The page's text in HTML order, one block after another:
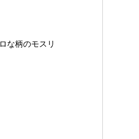
な柄のモスリ